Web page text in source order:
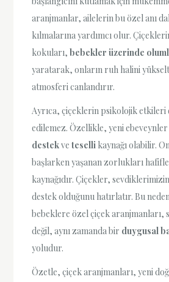
aranjmanlar, ailelerin bu özel anı
kılmalarına yardımcı olur.
kokuları,bebekler üzerinde
yaratarak, onların ruh halini
atmosferi canlandırır.
Ayrıca, çiçeklerin psikolojik etkileri
edilemez. Özellikle, yeni
destekveteselli kaynağı olabilir.
başlarken yaşanan zorlukları
kaynağıdır. Çiçekler,
destek olduğunu hatırlatır. Bu
bebeklere özel çiçek aranjmanları,
değil, aynı zamanda bir duygusal
yoludur.
Özetle, çiçek aranjmanları, yeni